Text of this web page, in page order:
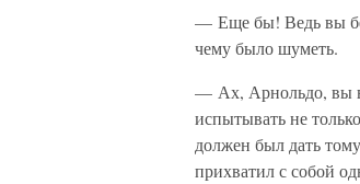
— Еще бы! Ведь вы
чему было шуметь.
— Ах, Арнольдо, вы
испытывать не
должен был дать
прихватил с собой